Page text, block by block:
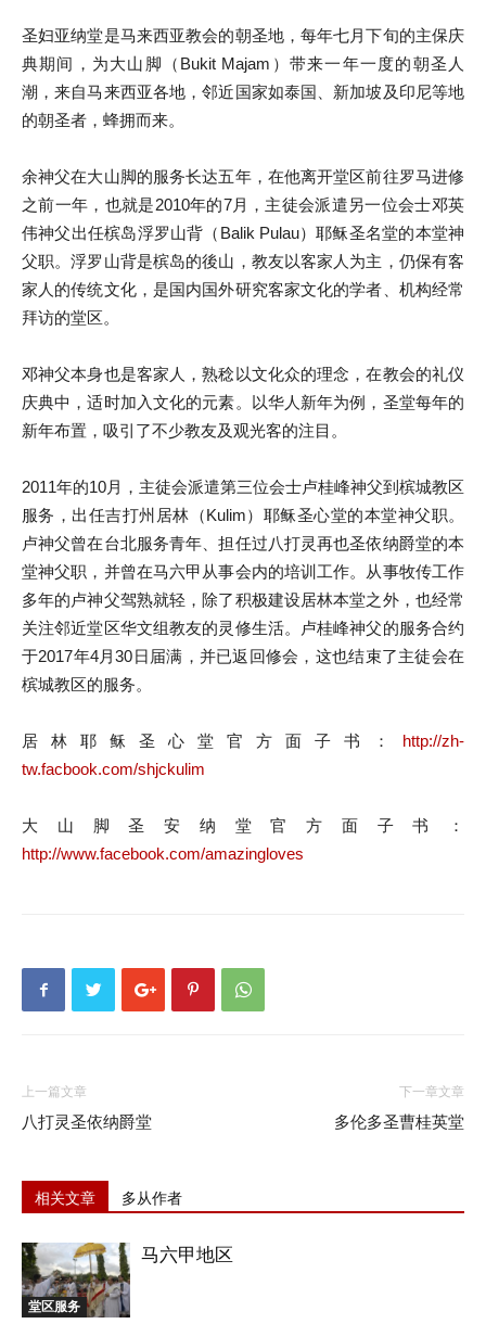
圣妇亚纳堂是马来西亚教会的朝圣地，每年七月下旬的主保庆
典期间，为大山脚（Bukit Majam）带来一年一度的朝圣人
潮，来自马来西亚各地，邻近国家如泰国、新加坡及印尼等地
的朝圣者，蜂拥而来。
余神父在大山脚的服务长达五年，在他离开堂区前往罗马进修
之前一年，也就是2010年的7月，主徒会派遣另一位会士邓英
伟神父出任槟岛浮罗山背（Balik Pulau）耶稣圣名堂的本堂神
父职。浮罗山背是槟岛的後山，教友以客家人为主，仍保有客
家人的传统文化，是国内国外研究客家文化的学者、机构经常
拜访的堂区。
邓神父本身也是客家人，熟稔以文化众的理念，在教会的礼仪
庆典中，适时加入文化的元素。以华人新年为例，圣堂每年的
新年布置，吸引了不少教友及观光客的注目。
2011年的10月，主徒会派遣第三位会士卢桂峰神父到槟城教区
服务，出任吉打州居林（Kulim）耶稣圣心堂的本堂神父职。
卢神父曾在台北服务青年、担任过八打灵再也圣依纳爵堂的本
堂神父职，并曾在马六甲从事会内的培训工作。从事牧传工作
多年的卢神父驾熟就轻，除了积极建设居林本堂之外，也经常
关注邻近堂区华文组教友的灵修生活。卢桂峰神父的服务合约
于2017年4月30日届满，并已返回修会，这也结束了主徒会在
槟城教区的服务。
居林耶稣圣心堂官方面子书： http://zh-
tw.facbook.com/shjckulim
大山脚圣安纳堂官方面子书：
http://www.facebook.com/amazingloves
上一篇文章
八打灵圣依纳爵堂
下一章文章
多伦多圣曹桂英堂
相关文章 多从作者
堂区服务
马六甲地区